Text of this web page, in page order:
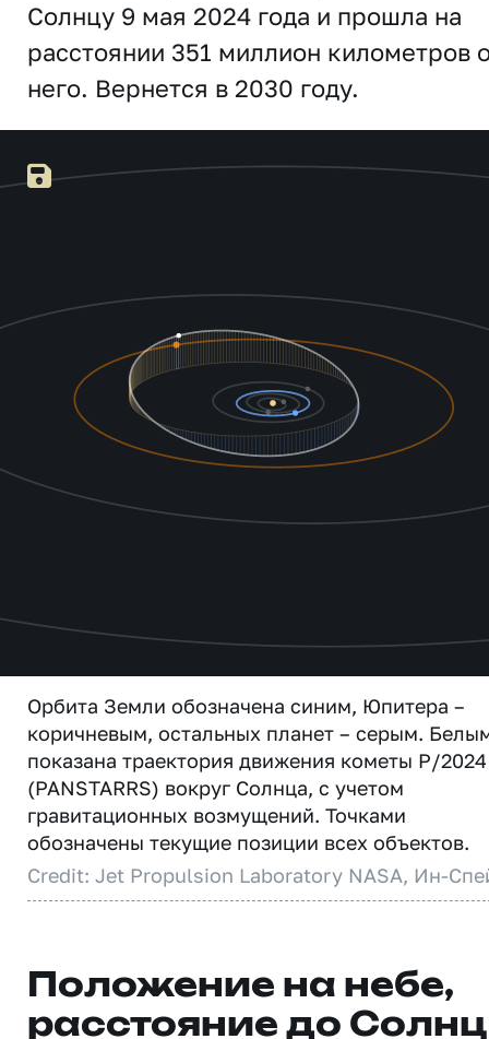
Солнцу 9 мая 2024 года и прошла на
расстоянии 351 миллион километров
него. Вернется в 2030 году.
Орбита Земли обозначена синим, Юпитера –
коричневым, остальных планет – серым.
показана траектория движения кометы P/
(PANSTARRS) вокруг Солнца, с учетом
гравитационных возмущений. Точками
обозначены текущие позиции всех объектов.
Credit: Jet Propulsion Laboratory NASA, Ин-
Положение на небе,
расстояние до